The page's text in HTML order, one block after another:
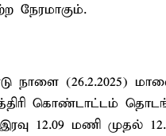
நேரமாகும்.
(26.2.2025)
கொண்டாட்டம்
12.09 மணி முதல்